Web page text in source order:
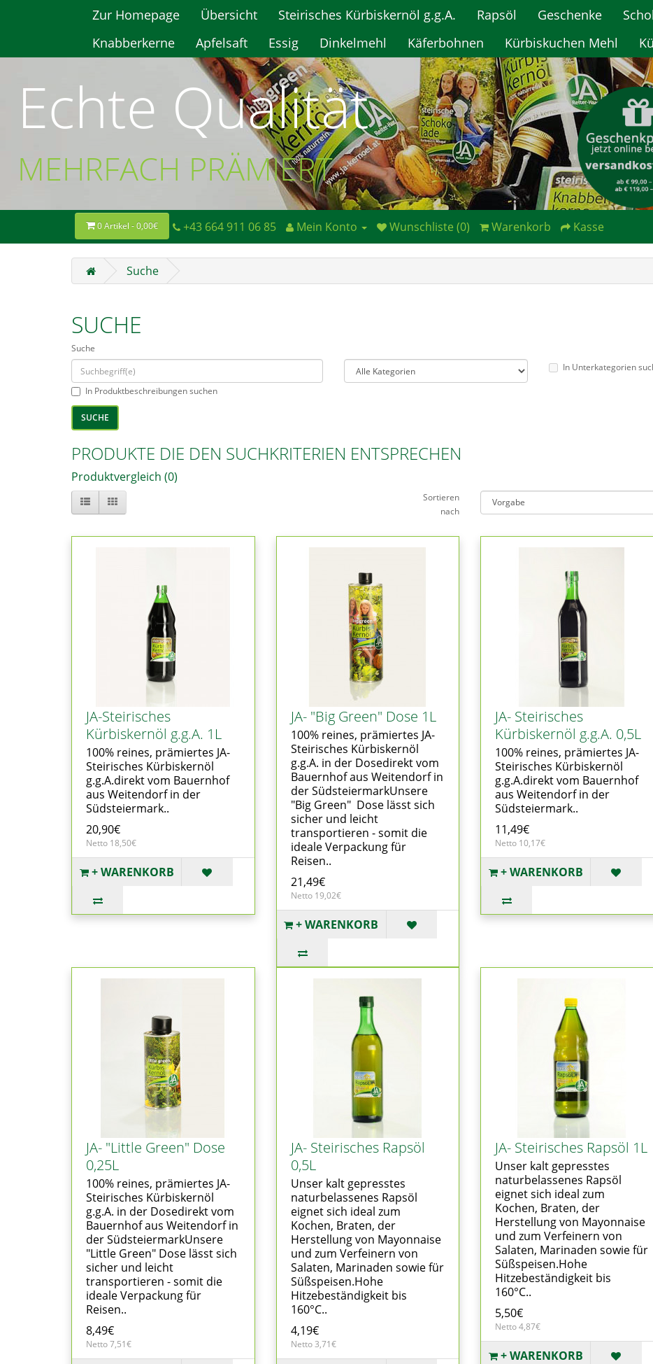
Zur Homepage Übersicht Steirisches Kürbiskernöl g.g.A. Rapsöl Geschenke
Knabberkerne
Apfelsaft Essig Dinkelmehl Käferbohnen Kürbiskuchen Mehl
Echte Qualität
MEHRFACH PRÄMIERT
0 Artikel - 0,00€ +43 664 911 06 85 Mein Konto Wunschliste (0) Warenkorb Kasse
Suche
SUCHE
Suche
In Unterkategorien
In Produktbeschreibungen suchen
PRODUKTE DIE DEN SUCHKRITERIEN ENTSPRECHEN
Produktvergleich (0)
Sortieren
nach
JA-Steirisches
Kürbiskernöl g.g.A. 1L
100% reines, prämiertes JA-
Steirisches Kürbiskernöl
g.g.A.direkt vom Bauernhof
aus Weitendorf in der
Südsteiermark..
20,90€
Netto 18,50€
+ WARENKORB
JA- "Big Green" Dose 1L
100% reines, prämiertes JA-
Steirisches Kürbiskernöl
g.g.A. in der Dosedirekt vom
Bauernhof aus Weitendorf in
der SüdsteiermarkUnsere
"Big Green" Dose lässt sich
sicher und leicht
transportieren - somit die
ideale Verpackung für
Reisen..
21,49€
Netto 19,02€
+ WARENKORB
JA- Steirisches
Kürbiskernöl g.g.A. 0,5L
100% reines, prämiertes JA-
Steirisches Kürbiskernöl
g.g.A.direkt vom Bauernhof
aus Weitendorf in der
Südsteiermark..
11,49€
Netto 10,17€
+ WARENKORB
JA- "Little Green" Dose
0,25L
100% reines, prämiertes JA-
Steirisches Kürbiskernöl
g.g.A. in der Dosedirekt vom
Bauernhof aus Weitendorf in
der SüdsteiermarkUnsere
"Little Green" Dose lässt sich
sicher und leicht
transportieren - somit die
ideale Verpackung für
Reisen..
8,49€
Netto 7,51€
JA- Steirisches Rapsöl
0,5L
Unser kalt gepresstes
naturbelassenes Rapsöl
eignet sich ideal zum
Kochen, Braten, der
Herstellung von Mayonnaise
und zum Verfeinern von
Salaten, Marinaden sowie für
Süßspeisen.Hohe
Hitzebeständigkeit bis
160°C..
4,19€
Netto 3,71€
JA- Steirisches Rapsöl 1L
Unser kalt gepresstes
naturbelassenes Rapsöl
eignet sich ideal zum
Kochen, Braten, der
Herstellung von Mayonnaise
und zum Verfeinern von
Salaten, Marinaden sowie für
Süßspeisen.Hohe
Hitzebeständigkeit bis
160°C..
5,50€
Netto 4,87€
+ WARENKORB